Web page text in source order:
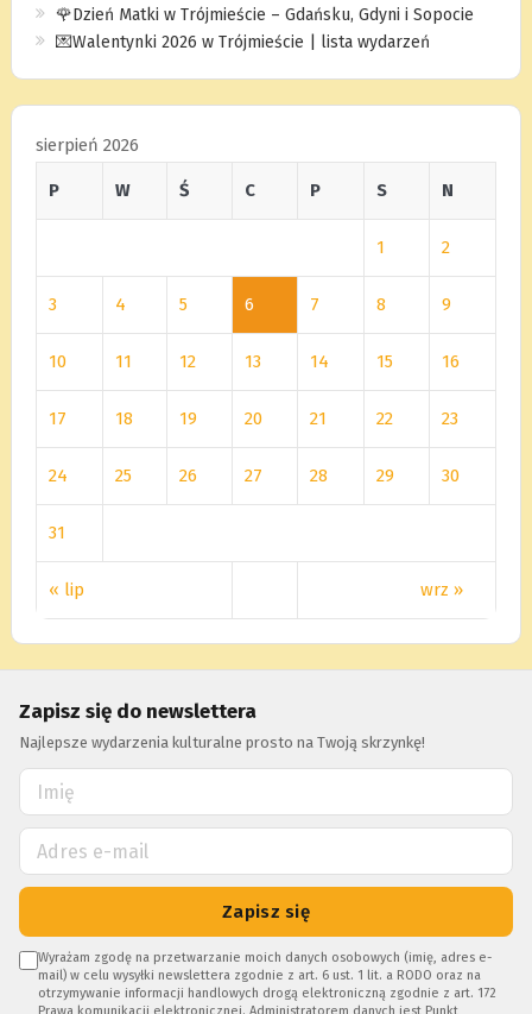
🌹Dzień Matki w Trójmieście – Gdańsku, Gdyni i Sopocie
💌Walentynki 2026 w Trójmieście | lista wydarzeń
sierpień 2026
P W Ś C P S N
« lip wrz »
1 2
3 4 5 6 7 8 9
10 11 12 13 14 15 16
17 18 19 20 21 22 23
24 25 26 27 28 29 30
31
Zapisz się do newslettera
Najlepsze wydarzenia kulturalne prosto na Twoją skrzynkę!
Zapisz się
Wyrażam zgodę na przetwarzanie moich danych osobowych (imię, adres e-
mail) w celu wysyłki newslettera zgodnie z art. 6 ust. 1 lit. a RODO oraz na
otrzymywanie informacji handlowych drogą elektroniczną zgodnie z art. 172